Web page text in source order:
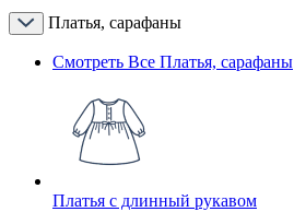
Платья, сарафаны
Смотреть Все Платья, сарафаны
Платья с длинный рукавом